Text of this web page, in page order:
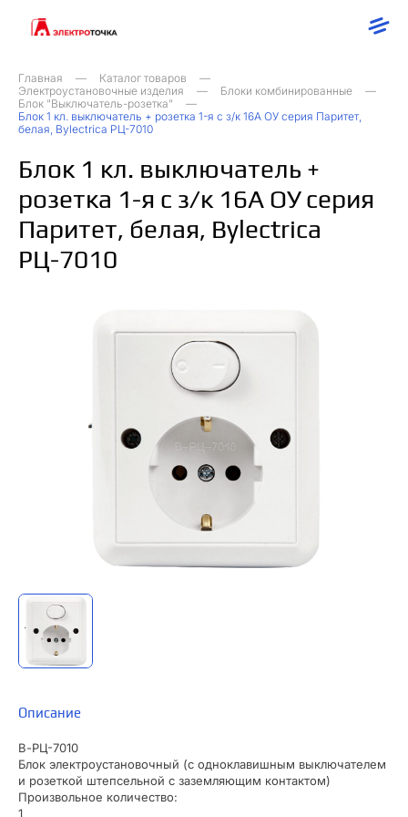
Главная
Каталог товаров
Электроустановочные изделия
Блоки комбинированные
Блок "Выключатель-розетка"
Блок 1 кл. выключатель + розетка 1-я с з/к 16А ОУ серия Паритет,
белая, Bylectrica РЦ-7010
Блок 1 кл. выключатель +
розетка 1-я с з/к 16А ОУ серия
Паритет, белая, Bylectrica
РЦ-7010
Описание
В-РЦ-7010
Блок электроустановочный (с одноклавишным выключателем
и розеткой штепсельной с заземляющим контактом)
Произвольное количество:
1